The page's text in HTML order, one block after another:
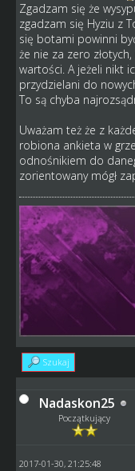
Zgadzam się że
zgadzam się Hyziu z
się botami powinni
że nie za zero
wartości. A jeżeli nikt
przydzielani do
To są chyba
Uważam też że z
robiona ankieta w
odnośnikiem do
zorientowany mógł
Szukaj
Nadaskon25
Początkujący
2017-01-30, 21:25:48